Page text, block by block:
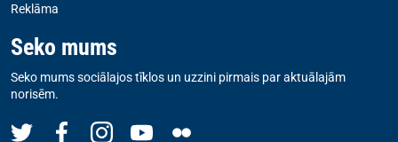
Reklāma
Seko mums
Seko mums sociālajos tīklos un uzzini pirmais par aktuālajām
norisēm.